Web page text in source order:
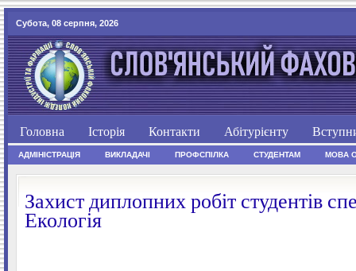
Субота, 08 серпня, 2026
Головна Історія Контакти Абітурієнту
АДМІНІСТРАЦІЯ ВИКЛАДАЧІ ПРОФСПІЛКА СТУДЕНТАМ МОВА
Захист диплопних робіт студентів
Екологія